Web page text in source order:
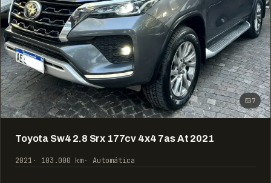
7
Toyota Sw4 2.8 Srx 177cv 4x4 7as At 2021
2021 103.000 km Automática